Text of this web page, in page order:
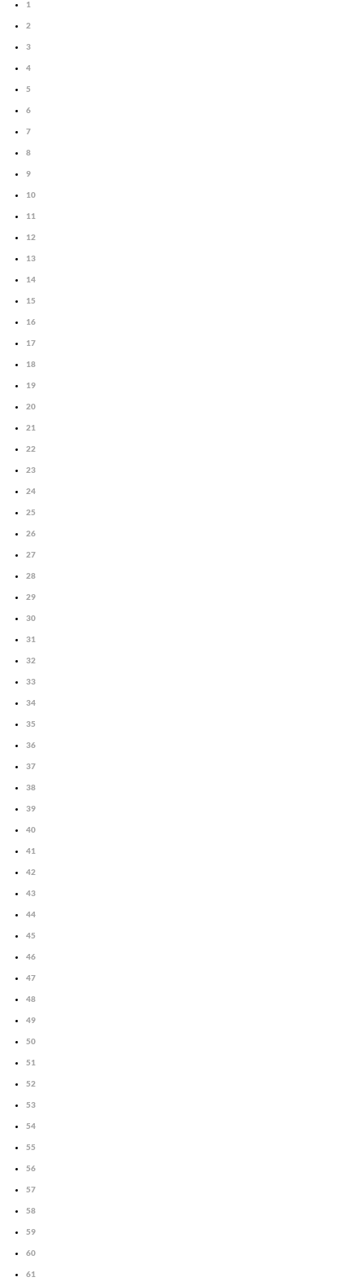
1
2
3
4
5
6
7
8
9
10
11
12
13
14
15
16
17
18
19
20
21
22
23
24
25
26
27
28
29
30
31
32
33
34
35
36
37
38
39
40
41
42
43
44
45
46
47
48
49
50
51
52
53
54
55
56
57
58
59
60
61